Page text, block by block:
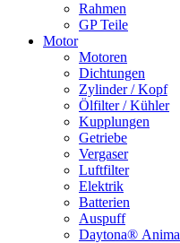
Rahmen
GP Teile
Motor
Motoren
Dichtungen
Zylinder / Kopf
Ölfilter / Kühler
Kupplungen
Getriebe
Vergaser
Luftfilter
Elektrik
Batterien
Auspuff
Daytona® Anima